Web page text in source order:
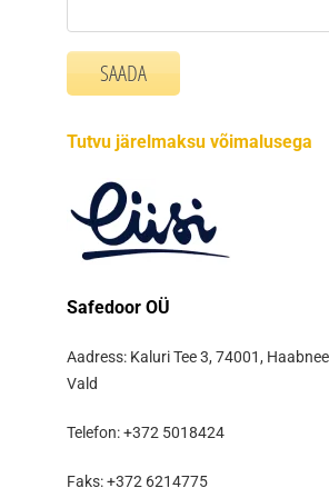
Tutvu järelmaksu võimalusega
Safedoor OÜ
Aadress: Kaluri Tee 3, 74001,
Vald
Telefon: +372 5018424
Faks: +372 6214775